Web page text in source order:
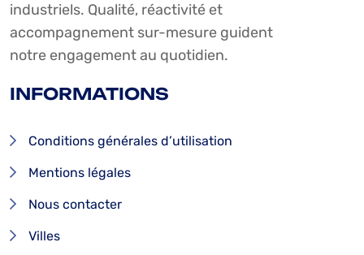
industriels. Qualité, réactivité et
accompagnement sur-mesure guident
notre engagement au quotidien.
INFORMATIONS
Conditions générales d’utilisation
Mentions légales
Nous contacter
Villes